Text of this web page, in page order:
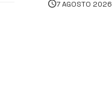
dirottati
7 AGOSTO 2026